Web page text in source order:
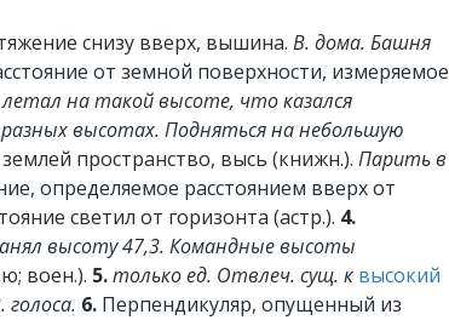
снизу вверх, вышина. В. дома. Башня
от земной поверхности, измеряемое
на такой высоте, что казался
высотах. Подняться на небольшую
пространство, высь (книжн.). Парить в
определяемое расстоянием вверх от
светил от горизонта (астр.). 4.
высоту 47,3. Командные высоты
воен.). 5.только ед. Отвлеч. сущ. к высокий
голоса. 6. Перпендикуляр, опущенный из